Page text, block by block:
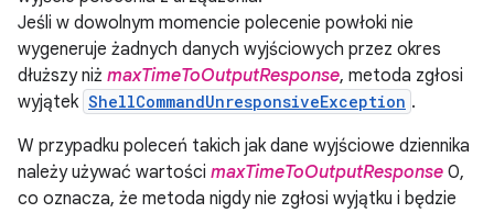
Jeśli w dowolnym momencie polecenie powłoki nie
wygeneruje żadnych danych wyjściowych przez okres
dłuższy niż maxTimeToOutputResponse, metoda zgłosi
wyjątek ShellCommandUnresponsiveException .
W przypadku poleceń takich jak dane wyjściowe dziennika
należy używać wartości maxTimeToOutputResponse 0,
co oznacza, że metoda nigdy nie zgłosi wyjątku i będzie